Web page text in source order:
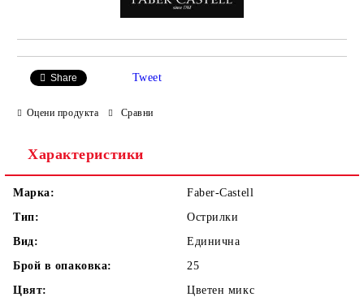
Share Tweet
Оцени продукта Сравни
Характеристики
Марка:
Faber-Castell
Тип:
Острилки
Вид:
Единична
Брой в опаковка:
25
Цвят:
Цветен микс